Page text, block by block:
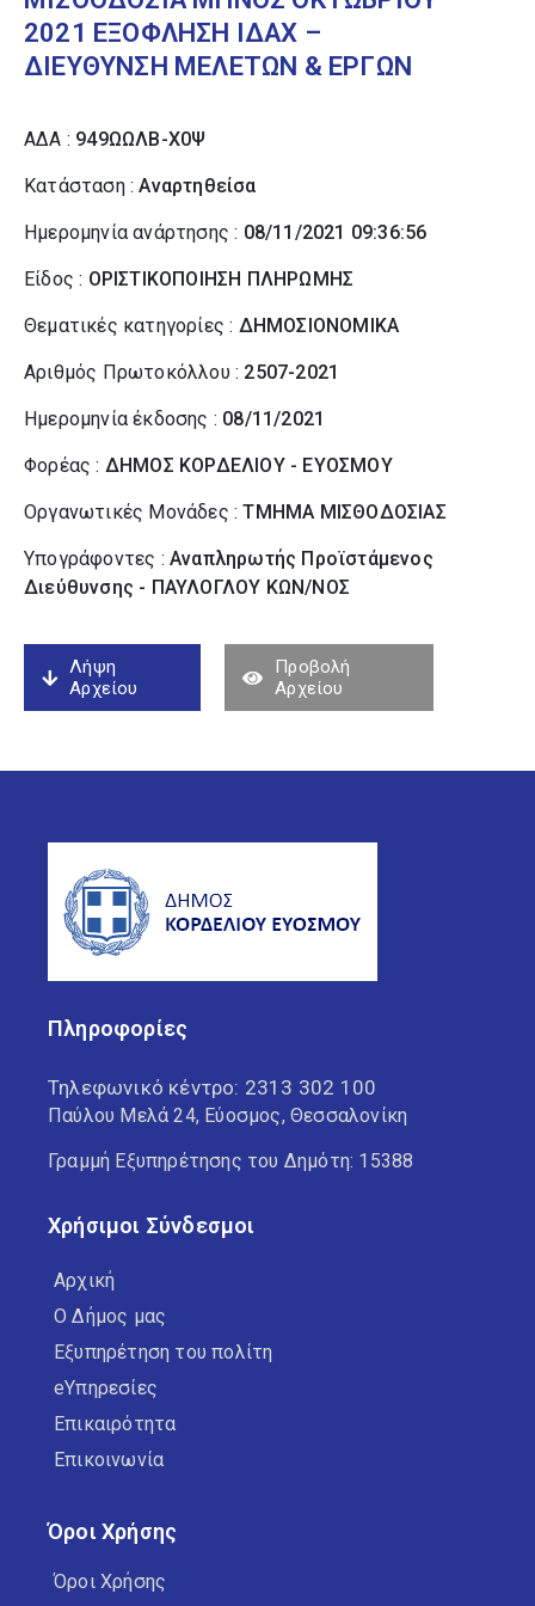
2021 ΕΞΟΦΛΗΣΗ ΙΔΑΧ –
ΔΙΕΥΘΥΝΣΗ ΜΕΛΕΤΩΝ & ΕΡΓΩΝ
ΑΔΑ : 949ΩΩΛΒ-Χ0Ψ
Κατάσταση :Αναρτηθείσα
Ημερομηνία ανάρτησης : 08/11/2021 09:36:56
Είδος : ΟΡΙΣΤΙΚΟΠΟΙΗΣΗ ΠΛΗΡΩΜΗΣ
Θεματικές κατηγορίες : ΔΗΜΟΣΙΟΝΟΜΙΚΑ
Αριθμός Πρωτοκόλλου : 2507-2021
Ημερομηνία έκδοσης : 08/11/2021
Φορέας : ΔΗΜΟΣ ΚΟΡΔΕΛΙΟΥ - ΕΥΟΣΜΟΥ
Οργανωτικές Μονάδες :ΤΜΗΜΑ ΜΙΣΘΟΔΟΣΙΑΣ
Υπογράφοντες : Αναπληρωτής Προϊστάμενος
Διεύθυνσης - ΠΑΥΛΟΓΛΟΥ ΚΩΝ/ΝΟΣ
Λήψη
Αρχείου
Προβολή
Αρχείου
Πληροφορίες
Τηλεφωνικό κέντρο: 2313 302 100
Παύλου Μελά 24, Εύοσμος, Θεσσαλονίκη
Γραμμή Εξυπηρέτησης του Δημότη: 15388
Χρήσιμοι Σύνδεσμοι
Αρχική
Ο Δήμος μας
Εξυπηρέτηση του πολίτη
eΥπηρεσίες
Επικαιρότητα
Επικοινωνία
Όροι Χρήσης
Όροι Χρήσης